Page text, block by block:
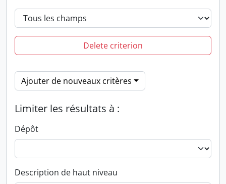
Delete criterion
Ajouter de nouveaux critères
Limiter les résultats à :
Dépôt
Description de haut niveau